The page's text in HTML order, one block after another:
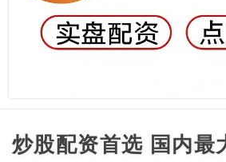
炒股配资首选 国内最